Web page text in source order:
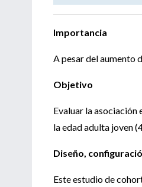
Importancia
A pesar del aumento
Objetivo
Evaluar la asociación
la edad adulta joven
Diseño,
Este estudio de